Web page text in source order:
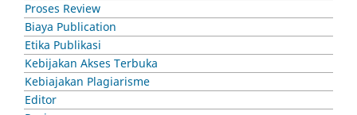
Proses Review
Biaya Publication
Etika Publikasi
Kebijakan Akses Terbuka
Kebiajakan Plagiarisme
Editor